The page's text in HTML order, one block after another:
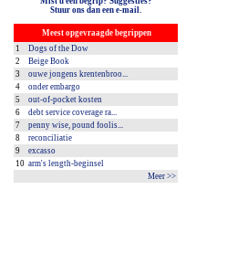
Stuur ons dan een e-mail.
Meest opgevraagde begrippen
1
Dogs of the Dow
2
Beige Book
3
ouwe jongens krentenbroo...
4
onder embargo
5
out-of-pocket kosten
6
debt service coverage ra...
7
penny wise, pound foolis...
8
reconciliatie
9
excasso
10 arm's length-beginsel
Meer >>